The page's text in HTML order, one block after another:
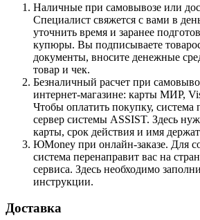
Наличные при самовывозе или
Специалист свяжется с вами в
уточнить время и заранее
купюры. Вы подписываете
документы, вносите денежные
товар и чек.
Безналичный расчет при
интернет-магазине: карты МИР,
Чтобы оплатить покупку, система
сервер системы ASSIST. Здесь
карты, срок действия и имя
ЮMoney при онлайн-заказе. Для
система перенаправит вас на
сервиса. Здесь необходимо
инструкции.
Доставка